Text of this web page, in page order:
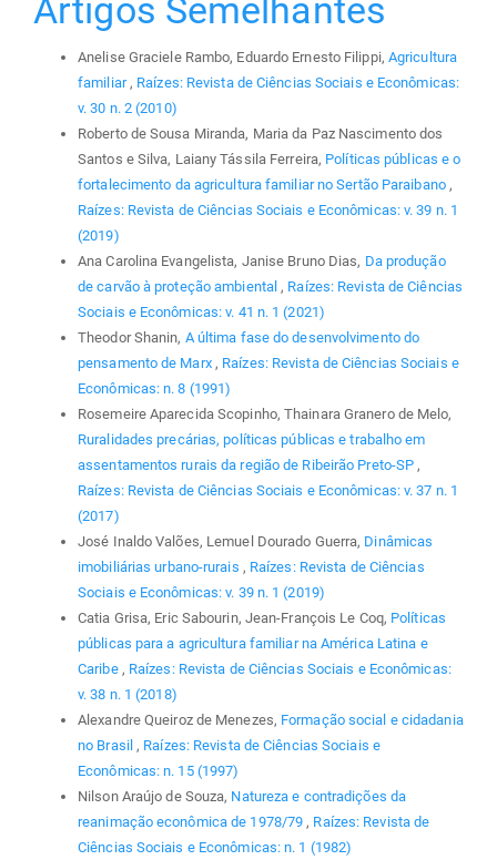
Artigos Semelhantes
Anelise Graciele Rambo, Eduardo Ernesto Filippi, Agricultura
familiar , Raízes: Revista de Ciências Sociais e Econômicas:
v. 30 n. 2 (2010)
Roberto de Sousa Miranda, Maria da Paz Nascimento dos
Santos e Silva, Laiany Tássila Ferreira, Políticas públicas e o
fortalecimento da agricultura familiar no Sertão Paraibano ,
Raízes: Revista de Ciências Sociais e Econômicas: v. 39 n. 1
(2019)
Ana Carolina Evangelista, Janise Bruno Dias, Da produção
de carvão à proteção ambiental , Raízes: Revista de Ciências
Sociais e Econômicas: v. 41 n. 1 (2021)
Theodor Shanin, A última fase do desenvolvimento do
pensamento de Marx , Raízes: Revista de Ciências Sociais e
Econômicas: n. 8 (1991)
Rosemeire Aparecida Scopinho, Thainara Granero de Melo,
Ruralidades precárias, políticas públicas e trabalho em
assentamentos rurais da região de Ribeirão Preto-SP ,
Raízes: Revista de Ciências Sociais e Econômicas: v. 37 n. 1
(2017)
José Inaldo Valões, Lemuel Dourado Guerra, Dinâmicas
imobiliárias urbano-rurais , Raízes: Revista de Ciências
Sociais e Econômicas: v. 39 n. 1 (2019)
Catia Grisa, Eric Sabourin, Jean-François Le Coq, Políticas
públicas para a agricultura familiar na América Latina e
Caribe , Raízes: Revista de Ciências Sociais e Econômicas:
v. 38 n. 1 (2018)
Alexandre Queiroz de Menezes, Formação social e cidadania
no Brasil , Raízes: Revista de Ciências Sociais e
Econômicas: n. 15 (1997)
Nilson Araújo de Souza, Natureza e contradições da
reanimação econômica de 1978/79 , Raízes: Revista de
Ciências Sociais e Econômicas: n. 1 (1982)